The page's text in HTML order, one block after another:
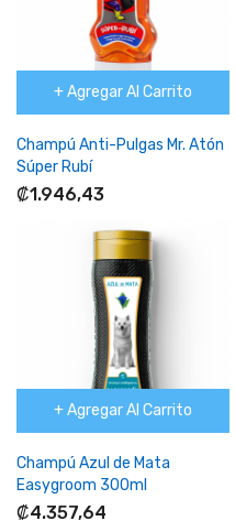
+ Agregar Al Carrito
Champú Anti-Pulgas Mr. Atón
Súper Rubí
₡1.946,43
+ Agregar Al Carrito
Champú Azul de Mata
Easygroom 300ml
₡4.357,64